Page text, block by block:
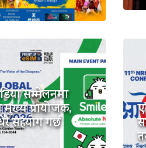
सम्मेलनमा
मुख्य प्रायोजक,
सहयोग गर्छ